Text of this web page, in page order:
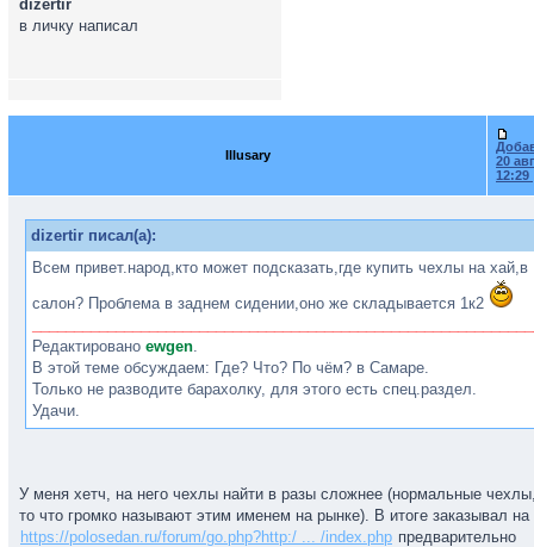
dizertir
в личку написал
Illusary
20
12:29
dizertir писал(а):
Всем привет.народ,кто может подсказать,где купить чехлы на хай,в
салон? Проблема в заднем сидении,оно же складывается 1к2
Редактировано ewgen.
В этой теме обсуждаем: Где? Что? По чём? в Самаре.
Только не разводите барахолку, для этого есть спец.раздел.
Удачи.
У меня хетч, на него чехлы найти в разы сложнее (нормальные
то что громко называют этим именем на рынке). В итоге заказывал на
https://polosedan.ru/forum/go.php?http:/ ... /index.php предварительно